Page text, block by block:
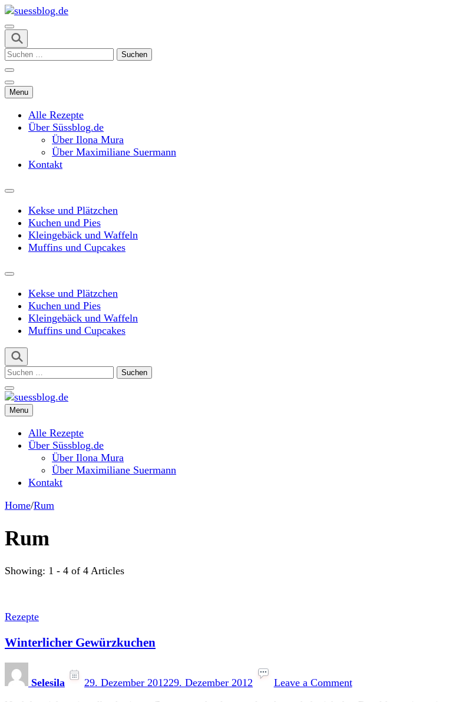
Skip
to
content
(Press
Enter)
suessblog.de
Suchen
Menu
Alle Rezepte
Über Süssblog.de
Über Ilona Mura
Über Maximiliane Suermann
Kontakt
Kekse und Plätzchen
Kuchen und Pies
Kleingebäck und Waffeln
Muffins und Cupcakes
Kekse und Plätzchen
Kuchen und Pies
Kleingebäck und Waffeln
Muffins und Cupcakes
Suchen
suessblog.de
Menu
Alle Rezepte
Über Süssblog.de
Über Ilona Mura
Über Maximiliane Suermann
Kontakt
Home/Rum
Rum
Showing: 1 - 4 of 4 Articles
Rezepte
Winterlicher Gewürzkuchen
Selesila 29. Dezember 201229. Dezember 2012 Leave a CommentWinterlicher